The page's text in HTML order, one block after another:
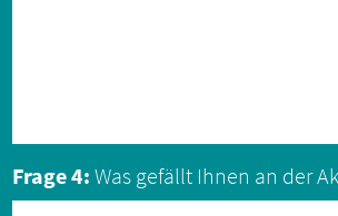
Frage 4:Was gefällt Ihnen an der